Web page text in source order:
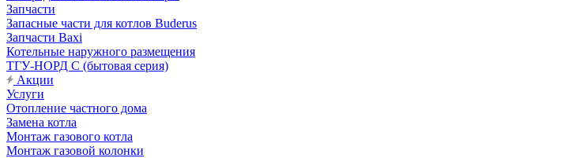
Запчасти
Запасные части для котлов Buderus
Запчасти Baxi
Котельные наружного размещения
ТГУ-НОРД С (бытовая серия)
Акции
Услуги
Отопление частного дома
Замена котла
Монтаж газового котла
Монтаж газовой колонки